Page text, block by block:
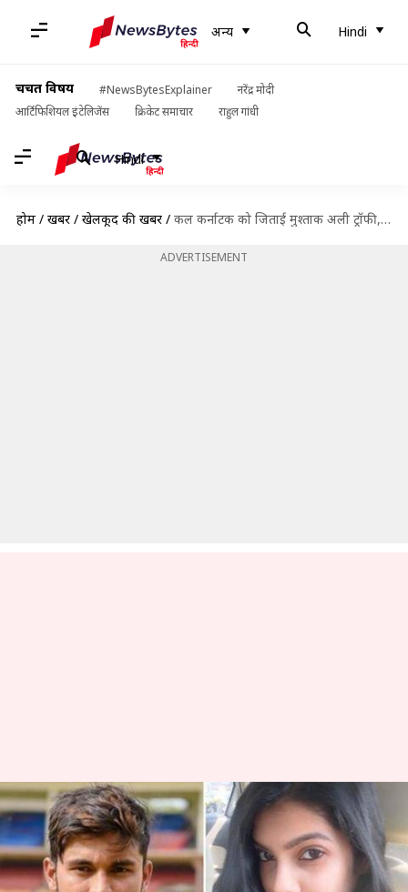
अन्य Hindi
चर्चित विषय #NewsBytesExplainer
नरेंद्र मोदी
आर्टिफिशियल इंटेलिजेंस
क्रिकेट समाचार राहुल गांधी
Hindi
होम / खबरें / खेलकूद की खबरें / कल कर्नाटक को जिताई मुश्ताक अली ट्रॉफी, आज शादी करने जा रहे मनीष पाण्डेय
ADVERTISEMENT
कल कर्नाटक को जिताई मुश्ताक
अली ट्रॉफी, आज शादी करने जा रहे
मनीष पाण्डेय